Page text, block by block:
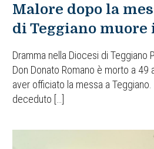
Malore dopo la
di Teggiano muore
Dramma nella Diocesi di Teggiano
Don Donato Romano è morto a 49
aver officiato la messa a
deceduto […]